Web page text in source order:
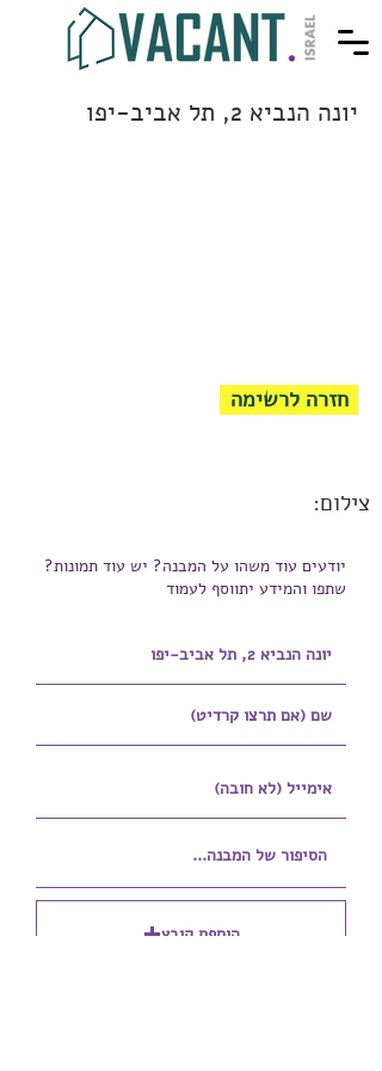
יונה הנביא 2, תל אביב-יפו
חזרה לרשימה
צילום:
יודעים עוד משהו על המבנה? יש עוד תמונות?
שתפו והמידע יתווסף לעמוד
הוספת קובץ